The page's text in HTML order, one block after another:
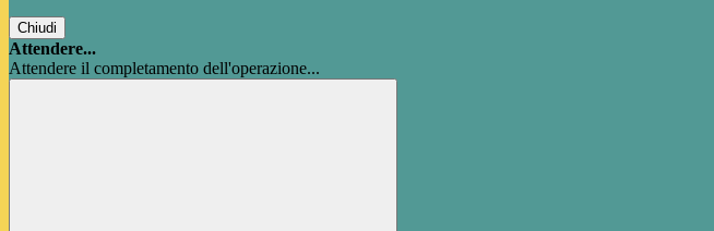
Chiudi
Attendere...
Attendere il completamento dell'operazione...